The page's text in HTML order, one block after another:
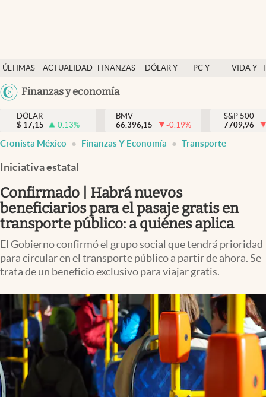
ÚLTIMAS
NOTICIAS
ACTUALIDAD
FINANZAS
DÓLAR Y
PC Y
VIDA Y
México
Finanzas y economía
Actualidad
Finanzas y economía
Dólar y mercados
Pc y celular
Vida y estilo
Tv
Clima
Espiritualidad
Mediakit
abre en nueva pestaña
México
DÓLAR
$ 17,15 0.13%
BMV
66.396,15
-0.19%
S&P 500
7709,96
Cronista México Finanzas Y Economía Transporte
Iniciativa estatal
Confirmado | Habrá nuevos
beneficiarios para el pasaje gratis en
transporte público: a quiénes aplica
El Gobierno confirmó el grupo social que tendrá prioridad
para circular en el transporte público a partir de ahora. Se
trata de un beneficio exclusivo para viajar gratis.